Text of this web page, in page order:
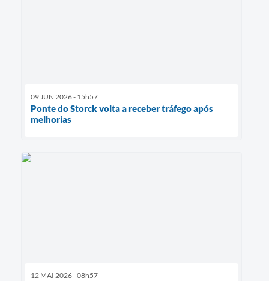
09 JUN 2026 - 15h57
Ponte do Storck volta a receber tráfego após
melhorias
12 MAI 2026 - 08h57